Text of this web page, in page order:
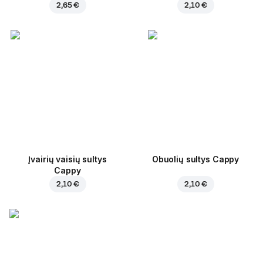
2,65 € 2,10 €
Įvairių vaisių sultys
Cappy
2,10 €
Obuolių sultys Cappy
2,10 €